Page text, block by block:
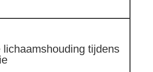
lichaamshouding tijdens